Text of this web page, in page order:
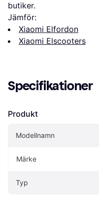
butiker.
Jämför:
Xiaomi Elfordon
Xiaomi Elscooters
Specifikationer
Produkt
Modellnamn
Märke
Typ